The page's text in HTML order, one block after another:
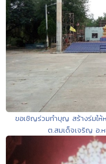
ขอเชิญร่วมทำบุญ สร้างร่มใ
ต.สมเด็จเจริญ อ.